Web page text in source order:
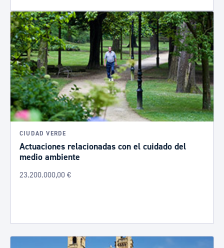
CIUDAD VERDE
Actuaciones relacionadas con el cuidado del
medio ambiente
23.200.000,00 €